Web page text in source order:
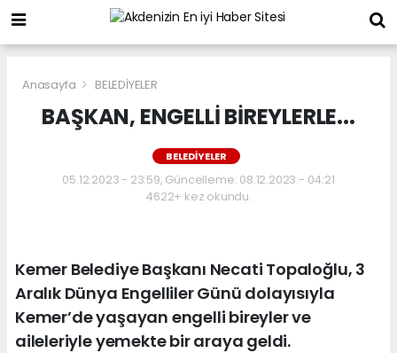
Anasayfa BELEDİYELER
BAŞKAN, ENGELLİ BİREYLERLE...
BELEDİYELER
05.12.2023 - 23:59, Güncelleme: 08.12.2023 - 04:21
4622+ kez okundu.
Kemer Belediye Başkanı Necati Topaloğlu, 3
Aralık Dünya Engelliler Günü dolayısıyla
Kemer’de yaşayan engelli bireyler ve
aileleriyle yemekte bir araya geldi.